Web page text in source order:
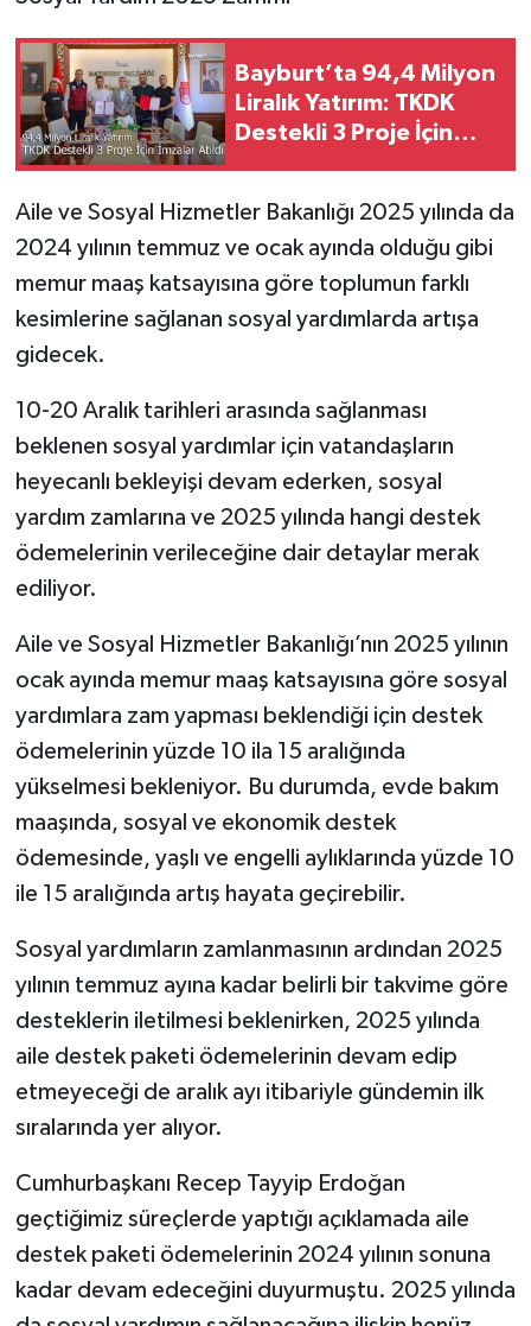
Bayburt’ta 94,4 Milyon
Liralık Yatırım: TKDK
Destekli 3 Proje İçin
Aile ve Sosyal Hizmetler Bakanlığı 2025 yılında da
2024 yılının temmuz ve ocak ayında olduğu gibi
memur maaş katsayısına göre toplumun farklı
kesimlerine sağlanan sosyal yardımlarda artışa
gidecek.
10-20 Aralık tarihleri arasında sağlanması
beklenen sosyal yardımlar için vatandaşların
heyecanlı bekleyişi devam ederken, sosyal
yardım zamlarına ve 2025 yılında hangi destek
ödemelerinin verileceğine dair detaylar merak
ediliyor.
Aile ve Sosyal Hizmetler Bakanlığı’nın 2025 yılının
ocak ayında memur maaş katsayısına göre sosyal
yardımlara zam yapması beklendiği için destek
ödemelerinin yüzde 10 ila 15 aralığında
yükselmesi bekleniyor. Bu durumda, evde bakım
maaşında, sosyal ve ekonomik destek
ödemesinde, yaşlı ve engelli aylıklarında yüzde 10
ile 15 aralığında artış hayata geçirebilir.
Sosyal yardımların zamlanmasının ardından 2025
yılının temmuz ayına kadar belirli bir takvime göre
desteklerin iletilmesi beklenirken, 2025 yılında
aile destek paketi ödemelerinin devam edip
etmeyeceği de aralık ayı itibariyle gündemin ilk
sıralarında yer alıyor.
Cumhurbaşkanı Recep Tayyip Erdoğan
geçtiğimiz süreçlerde yaptığı açıklamada aile
destek paketi ödemelerinin 2024 yılının sonuna
kadar devam edeceğini duyurmuştu. 2025 yılında